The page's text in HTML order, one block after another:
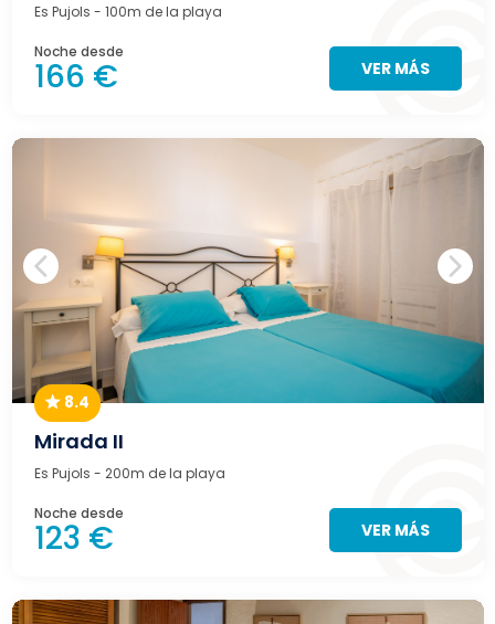
Es Pujols - 100m de la playa
Noche desde
166 € VER MÁS
8.4
Mirada II
Es Pujols - 200m de la playa
Noche desde
123 € VER MÁS